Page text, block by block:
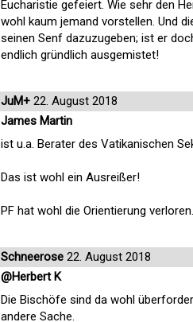
Eucharistie gefeiert. Wie sehr den
wohl kaum jemand vorstellen. Und
seinen Senf dazuzugeben; ist er
endlich gründlich ausgemistet!
JuM+ 22. August 2018
James Martin
ist u.a. Berater des Vatikanischen
Das ist wohl ein Ausreißer!
PF hat wohl die Orientierung verloren.
Schneerose 22. August 2018
@Herbert K
Die Bischöfe sind da wohl
andere Sache.